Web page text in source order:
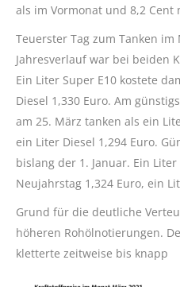
als im Vormonat und 8,2 Cent
Teuerster Tag zum Tanken
Jahresverlauf war bei beiden
Ein Liter Super E10 kostete
Diesel 1,330 Euro. Am
am 25. März tanken als ein
ein Liter Diesel 1,294 Euro.
bislang der 1. Januar. Ein
Neujahrstag 1,324 Euro, ein
Grund für die deutliche
höheren Rohölnotierungen.
kletterte zeitweise bis knapp